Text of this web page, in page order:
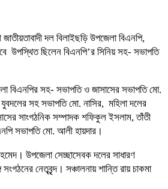
দল বিলাইছড়ি উপজেলা বিএনপি,
উপস্থিত ছিলেন বিএনপি’র সিনিয় সহ- সভাপতি
বিএনপির সহ- সভাপতি ও জাসাসের সভাপতি মো.
সহ সভাপতি মো. নাসির, মহিলা দলের
সাংগঠনিক সম্পাদক শফিকুল ইসলাম, তাঁতী
সভাপতি মো. আলী হায়দার।
উপজেলা সেচ্ছাসেবক দলের সাধারণ
নেতৃবৃন্দ। সঞ্চালনায় শান্তি রায় চাকমা